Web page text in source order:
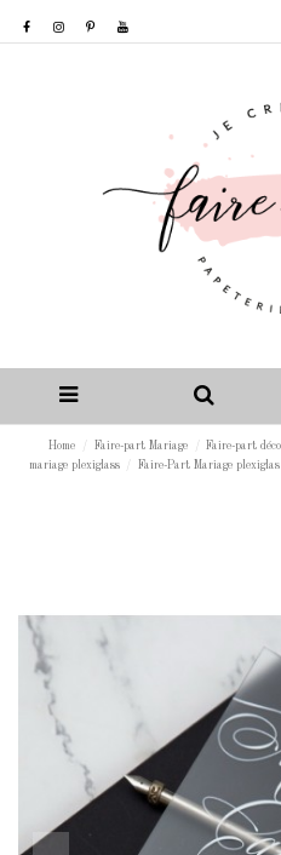
Home Faire-part Mariage Faire-part
mariage plexiglass
Faire-Part Mariage